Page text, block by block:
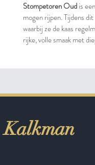
Stompetoren Oud is
mogen rijpen. Tijdens
waarbij ze de kaas
rijke, volle smaak met
Kalkman